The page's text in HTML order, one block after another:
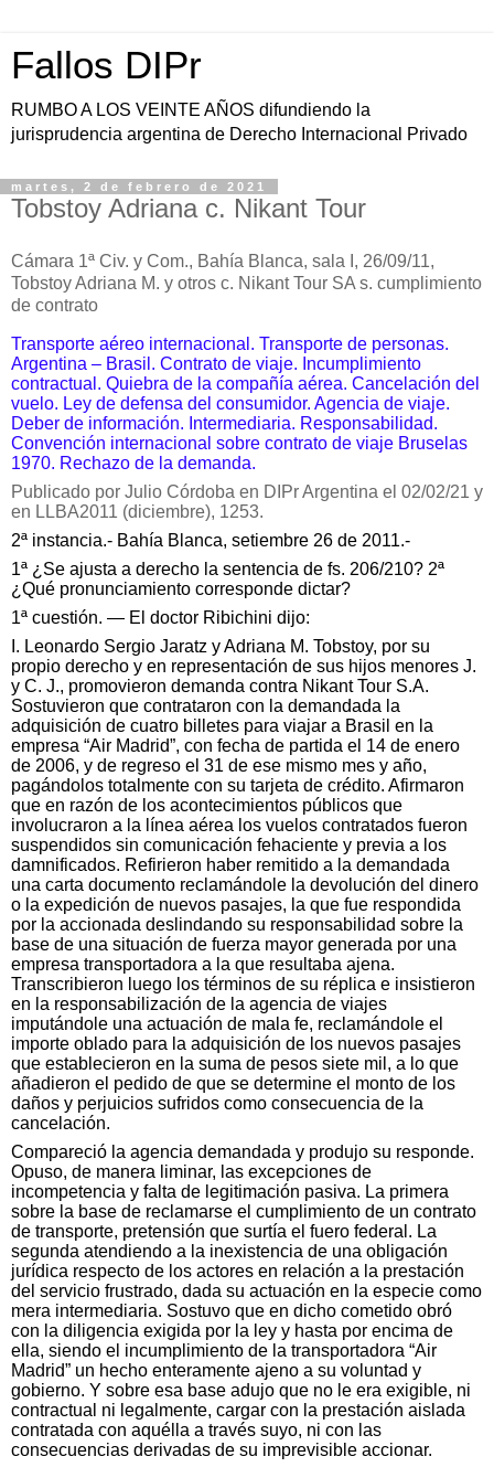
Fallos DIPr
RUMBO A LOS VEINTE AÑOS difundiendo la
jurisprudencia argentina de Derecho Internacional Privado
martes, 2 de febrero de 2021
Tobstoy Adriana c. Nikant Tour
Cámara 1ª Civ. y Com., Bahía Blanca, sala I, 26/09/11,
Tobstoy Adriana M. y otros c. Nikant Tour SA s. cumplimiento
de contrato
Transporte aéreo internacional. Transporte de personas.
Argentina – Brasil. Contrato de viaje. Incumplimiento
contractual. Quiebra de la compañía aérea. Cancelación del
vuelo. Ley de defensa del consumidor. Agencia de viaje.
Deber de información. Intermediaria. Responsabilidad.
Convención internacional sobre contrato de viaje Bruselas
1970. Rechazo de la demanda.
Publicado por Julio Córdoba en DIPr Argentina el 02/02/21 y
en LLBA2011 (diciembre), 1253.
2ª instancia.- Bahía Blanca, setiembre 26 de 2011.-
1ª ¿Se ajusta a derecho la sentencia de fs. 206/210? 2ª
¿Qué pronunciamiento corresponde dictar?
1ª cuestión. — El doctor Ribichini dijo:
I. Leonardo Sergio Jaratz y Adriana M. Tobstoy, por su
propio derecho y en representación de sus hijos menores J.
y C. J., promovieron demanda contra Nikant Tour S.A.
Sostuvieron que contrataron con la demandada la
adquisición de cuatro billetes para viajar a Brasil en la
empresa “Air Madrid”, con fecha de partida el 14 de enero
de 2006, y de regreso el 31 de ese mismo mes y año,
pagándolos totalmente con su tarjeta de crédito. Afirmaron
que en razón de los acontecimientos públicos que
involucraron a la línea aérea los vuelos contratados fueron
suspendidos sin comunicación fehaciente y previa a los
damnificados. Refirieron haber remitido a la demandada
una carta documento reclamándole la devolución del dinero
o la expedición de nuevos pasajes, la que fue respondida
por la accionada deslindando su responsabilidad sobre la
base de una situación de fuerza mayor generada por una
empresa transportadora a la que resultaba ajena.
Transcribieron luego los términos de su réplica e insistieron
en la responsabilización de la agencia de viajes
imputándole una actuación de mala fe, reclamándole el
importe oblado para la adquisición de los nuevos pasajes
que establecieron en la suma de pesos siete mil, a lo que
añadieron el pedido de que se determine el monto de los
daños y perjuicios sufridos como consecuencia de la
cancelación.
Compareció la agencia demandada y produjo su responde.
Opuso, de manera liminar, las excepciones de
incompetencia y falta de legitimación pasiva. La primera
sobre la base de reclamarse el cumplimiento de un contrato
de transporte, pretensión que surtía el fuero federal. La
segunda atendiendo a la inexistencia de una obligación
jurídica respecto de los actores en relación a la prestación
del servicio frustrado, dada su actuación en la especie como
mera intermediaria. Sostuvo que en dicho cometido obró
con la diligencia exigida por la ley y hasta por encima de
ella, siendo el incumplimiento de la transportadora “Air
Madrid” un hecho enteramente ajeno a su voluntad y
gobierno. Y sobre esa base adujo que no le era exigible, ni
contractual ni legalmente, cargar con la prestación aislada
contratada con aquélla a través suyo, ni con las
consecuencias derivadas de su imprevisible accionar.